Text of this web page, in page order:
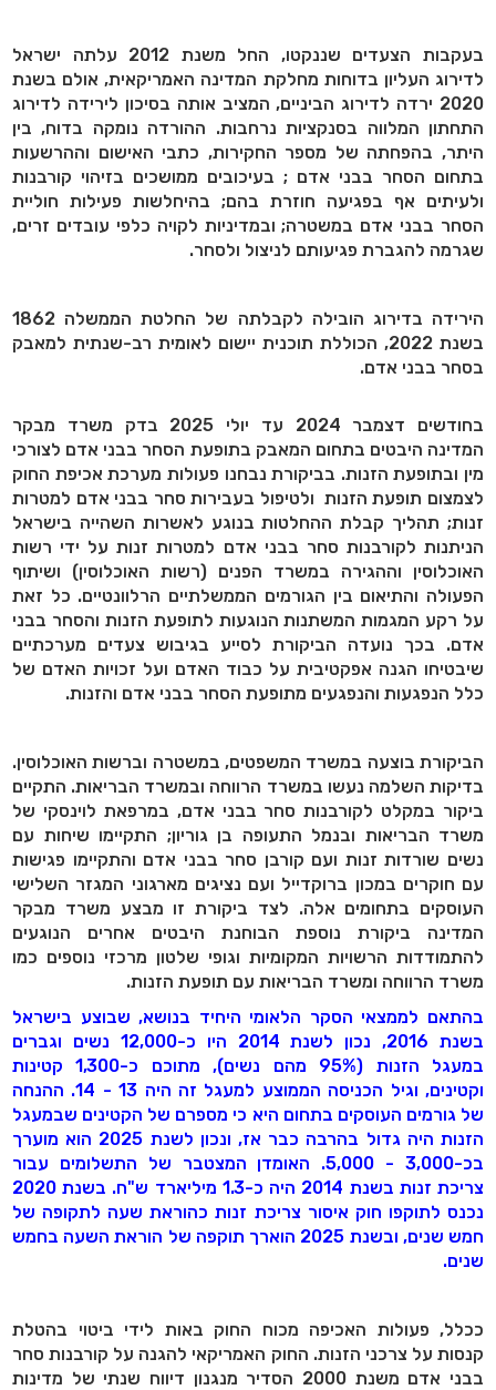
בעקבות הצעדים שננקטו, החל משנת 2012 עלתה ישראל
לדירוג העליון בדוחות מחלקת המדינה האמריקאית, אולם בשנת
2020 ירדה לדירוג הביניים, המציב אותה בסיכון לירידה לדירוג
התחתון המלווה בסנקציות נרחבות. ההורדה נומקה בדוח, בין
היתר, בהפחתה של מספר החקירות, כתבי האישום וההרשעות
בתחום הסחר בבני אדם ; בעיכובים ממושכים בזיהוי קורבנות
ולעיתים אף בפגיעה חוזרת בהם; בהיחלשות פעילות חוליית
הסחר בבני אדם במשטרה; ובמדיניות לקויה כלפי עובדים זרים,
שגרמה להגברת פגיעותם לניצול ולסחר.
הירידה בדירוג הובילה לקבלתה של החלטת הממשלה 1862
בשנת 2022, הכוללת תוכנית יישום לאומית רב-שנתית למאבק
בסחר בבני אדם.
בחודשים דצמבר 2024 עד יולי 2025 בדק משרד מבקר
המדינה היבטים בתחום המאבק בתופעת הסחר בבני אדם לצורכי
מין ובתופעת הזנות. בביקורת נבחנו פעולות מערכת אכיפת החוק
לצמצום תופעת הזנות ולטיפול בעבירות סחר בבני אדם למטרות
זנות; תהליך קבלת ההחלטות בנוגע לאשרות השהייה בישראל
הניתנות לקורבנות סחר בבני אדם למטרות זנות על ידי רשות
האוכלוסין וההגירה במשרד הפנים (רשות האוכלוסין) ושיתוף
הפעולה והתיאום בין הגורמים הממשלתיים הרלוונטיים. כל זאת
על רקע המגמות המשתנות הנוגעות לתופעת הזנות והסחר בבני
אדם. בכך נועדה הביקורת לסייע בגיבוש צעדים מערכתיים
שיבטיחו הגנה אפקטיבית על כבוד האדם ועל זכויות האדם של
כלל הנפגעות והנפגעים מתופעת הסחר בבני אדם והזנות.
הביקורת בוצעה במשרד המשפטים, במשטרה וברשות האוכלוסין.
בדיקות השלמה נעשו במשרד הרווחה ובמשרד הבריאות. התקיים
ביקור במקלט לקורבנות סחר בבני אדם, במרפאת לוינסקי של
משרד הבריאות ובנמל התעופה בן גוריון; התקיימו שיחות עם
נשים שורדות זנות ועם קורבן סחר בבני אדם והתקיימו פגישות
עם חוקרים במכון ברוקדייל ועם נציגים מארגוני המגזר השלישי
העוסקים בתחומים אלה. לצד ביקורת זו מבצע משרד מבקר
המדינה ביקורת נוספת הבוחנת היבטים אחרים הנוגעים
להתמודדות הרשויות המקומיות וגופי שלטון מרכזי נוספים כמו
משרד הרווחה ומשרד הבריאות עם תופעת הזנות.
בהתאם לממצאי הסקר הלאומי היחיד בנושא, שבוצע בישראל
בשנת 2016, נכון לשנת 2014 היו כ-12,000 נשים וגברים
במעגל הזנות (95% מהם נשים), מתוכם כ-1,300 קטינות
וקטינים, וגיל הכניסה הממוצע למעגל זה היה 13 - 14. ההנחה
של גורמים העוסקים בתחום היא כי מספרם של הקטינים שבמעגל
הזנות היה גדול בהרבה כבר אז, ונכון לשנת 2025 הוא מוערך
בכ-3,000 - 5,000. האומדן המצטבר של התשלומים עבור
צריכת זנות בשנת 2014 היה כ-1.3 מיליארד ש"ח. בשנת 2020
נכנס לתוקפו חוק איסור צריכת זנות כהוראת שעה לתקופה של
חמש שנים, ובשנת 2025 הוארך תוקפה של הוראת השעה בחמש
שנים.
ככלל, פעולות האכיפה מכוח החוק באות לידי ביטוי בהטלת
קנסות על צרכני הזנות. החוק האמריקאי להגנה על קורבנות סחר
בבני אדם משנת 2000 הסדיר מנגנון דיווח שנתי של מדינות